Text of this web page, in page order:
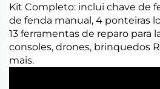
Kit Completo: inclui chave de
de fenda manual, 4 ponteiras
13 ferramentas de reparo para
consoles, drones, brinquedos
mais.